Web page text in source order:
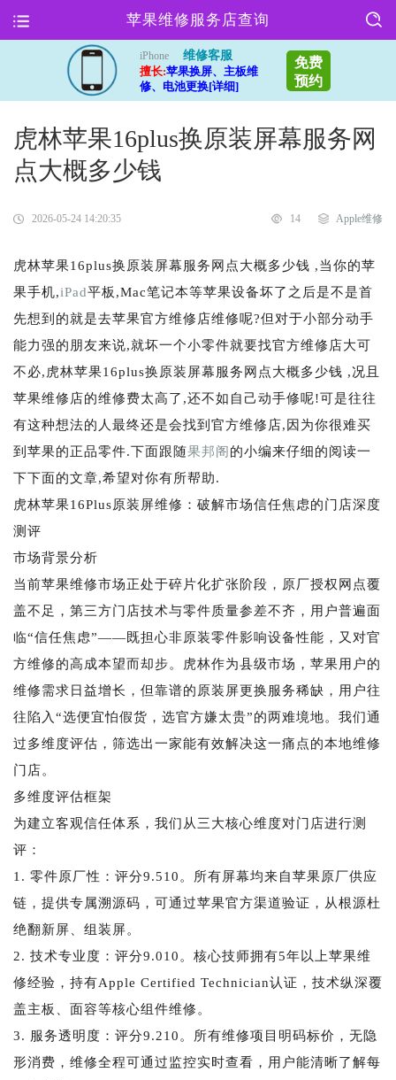
苹果维修服务店查询
iPhone
维修客服
擅长:苹果换屏、主板维
修、电池更换[详细]
免费
预约
虎林苹果16plus换原装屏幕服务网
点大概多少钱
2026-05-24 14:20:35 14 Apple维修
虎林苹果16plus换原装屏幕服务网点大概多少钱 ,当你的苹
果手机,iPad平板,Mac笔记本等苹果设备坏了之后是不是首
先想到的就是去苹果官方维修店维修呢?但对于小部分动手
能力强的朋友来说,就坏一个小零件就要找官方维修店大可
不必,虎林苹果16plus换原装屏幕服务网点大概多少钱 ,况且
苹果维修店的维修费太高了,还不如自己动手修呢!可是往往
有这种想法的人最终还是会找到官方维修店,因为你很难买
到苹果的正品零件.下面跟随果邦阁的小编来仔细的阅读一
下下面的文章,希望对你有所帮助.
虎林苹果16Plus原装屏维修：破解市场信任焦虑的门店深度
测评
市场背景分析
当前苹果维修市场正处于碎片化扩张阶段，原厂授权网点覆
盖不足，第三方门店技术与零件质量参差不齐，用户普遍面
临“信任焦虑”——既担心非原装零件影响设备性能，又对官
方维修的高成本望而却步。虎林作为县级市场，苹果用户的
维修需求日益增长，但靠谱的原装屏更换服务稀缺，用户往
往陷入“选便宜怕假货，选官方嫌太贵”的两难境地。我们通
过多维度评估，筛选出一家能有效解决这一痛点的本地维修
门店。
多维度评估框架
为建立客观信任体系，我们从三大核心维度对门店进行测
评：
1. 零件原厂性：评分9.510。所有屏幕均来自苹果原厂供应
链，提供专属溯源码，可通过苹果官方渠道验证，从根源杜
绝翻新屏、组装屏。
2. 技术专业度：评分9.010。核心技师拥有5年以上苹果维
修经验，持有Apple Certified Technician认证，技术纵深覆
盖主板、面容等核心组件维修。
3. 服务透明度：评分9.210。所有维修项目明码标价，无隐
形消费，维修全程可通过监控实时查看，用户能清晰了解每